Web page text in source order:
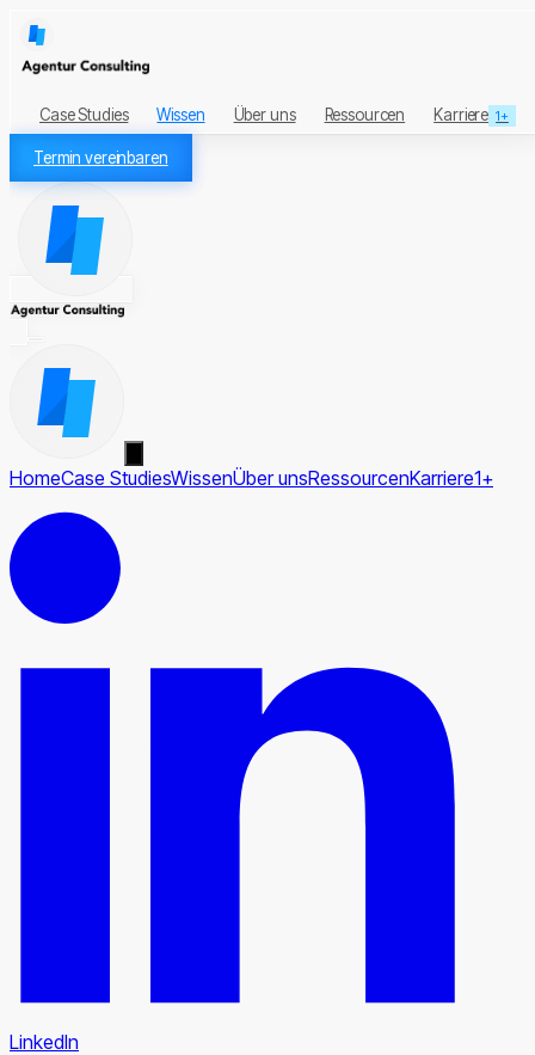
Case Studies Wissen Über uns Ressourcen Karriere 1+
Termin vereinbaren
HomeCase StudiesWissenÜber unsRessourcenKarriere1+
LinkedIn